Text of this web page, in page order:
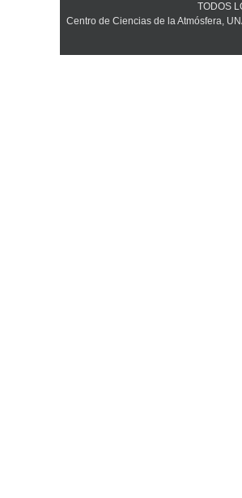
TODOS
Centro de Ciencias de la Atmósfera,